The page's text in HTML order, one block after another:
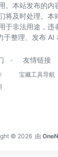
。本站发布的内
将及时处理。本
于非法用途，违
于整理、发布 AI
友情链接
宝藏工具导航
© 2026 由